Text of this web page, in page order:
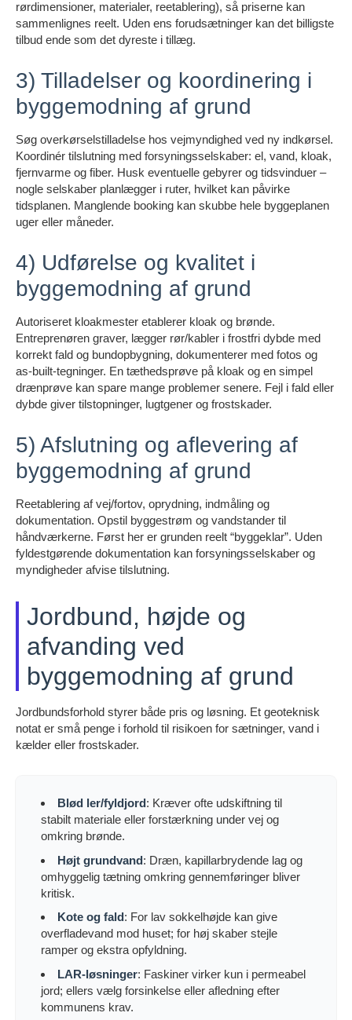
rørdimensioner, materialer, reetablering), så priserne kan
sammenlignes reelt. Uden ens forudsætninger kan det billigste
tilbud ende som det dyreste i tillæg.
3) Tilladelser og koordinering i
byggemodning af grund
Søg overkørselstilladelse hos vejmyndighed ved ny indkørsel.
Koordinér tilslutning med forsyningsselskaber: el, vand, kloak,
fjernvarme og fiber. Husk eventuelle gebyrer og tidsvinduer –
nogle selskaber planlægger i ruter, hvilket kan påvirke
tidsplanen. Manglende booking kan skubbe hele byggeplanen
uger eller måneder.
4) Udførelse og kvalitet i
byggemodning af grund
Autoriseret kloakmester etablerer kloak og brønde.
Entreprenøren graver, lægger rør/kabler i frostfri dybde med
korrekt fald og bundopbygning, dokumenterer med fotos og
as-built-tegninger. En tæthedsprøve på kloak og en simpel
drænprøve kan spare mange problemer senere. Fejl i fald eller
dybde giver tilstopninger, lugtgener og frostskader.
5) Afslutning og aflevering af
byggemodning af grund
Reetablering af vej/fortov, oprydning, indmåling og
dokumentation. Opstil byggestrøm og vandstander til
håndværkerne. Først her er grunden reelt “byggeklar”. Uden
fyldestgørende dokumentation kan forsyningsselskaber og
myndigheder afvise tilslutning.
Jordbund, højde og
afvanding ved
byggemodning af grund
Jordbundsforhold styrer både pris og løsning. Et geoteknisk
notat er små penge i forhold til risikoen for sætninger, vand i
kælder eller frostskader.
Blød ler/fyldjord: Kræver ofte udskiftning til
stabilt materiale eller forstærkning under vej og
omkring brønde.
Højt grundvand: Dræn, kapillarbrydende lag og
omhyggelig tætning omkring gennemføringer bliver
kritisk.
Kote og fald: For lav sokkelhøjde kan give
overfladevand mod huset; for høj skaber stejle
ramper og ekstra opfyldning.
LAR-løsninger: Faskiner virker kun i permeabel
jord; ellers vælg forsinkelse eller afledning efter
kommunens krav.